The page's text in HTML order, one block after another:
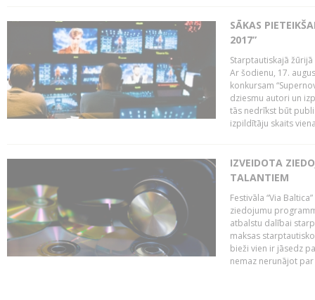
SĀKAS
2017”
Starptautiskajā
Ar šodienu, 17.
konkursam
dziesmu autori un
tās nedrīkst būt
izpildītāju skaits
IZVEIDOTA
TALANTIEM
Festivāla “Via
ziedojumu
atbalstu dalībai
maksas
bieži vien ir jāsedz
nemaz nerunājot